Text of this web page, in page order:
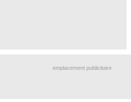
emplacement publicitaire